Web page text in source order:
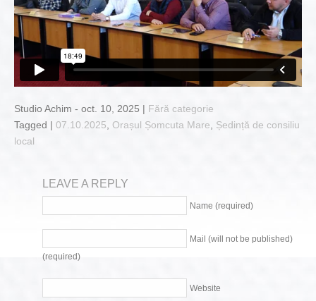
Studio Achim - oct. 10, 2025 | Fără categorie
Tagged | 07.10.2025 Orașul Șomcuta Mare
Ședință de consiliu
local
LEAVE A REPLY
Name (required)
Mail (will not be published)
(required)
Website